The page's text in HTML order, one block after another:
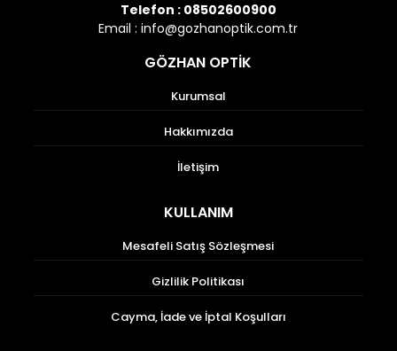
Telefon : 08502600900
Email :info@gozhanoptik.com.tr
GÖZHAN OPTİK
Kurumsal
Hakkımızda
İletişim
KULLANIM
Mesafeli Satış Sözleşmesi
Gizlilik Politikası
Cayma, İade ve İptal Koşulları